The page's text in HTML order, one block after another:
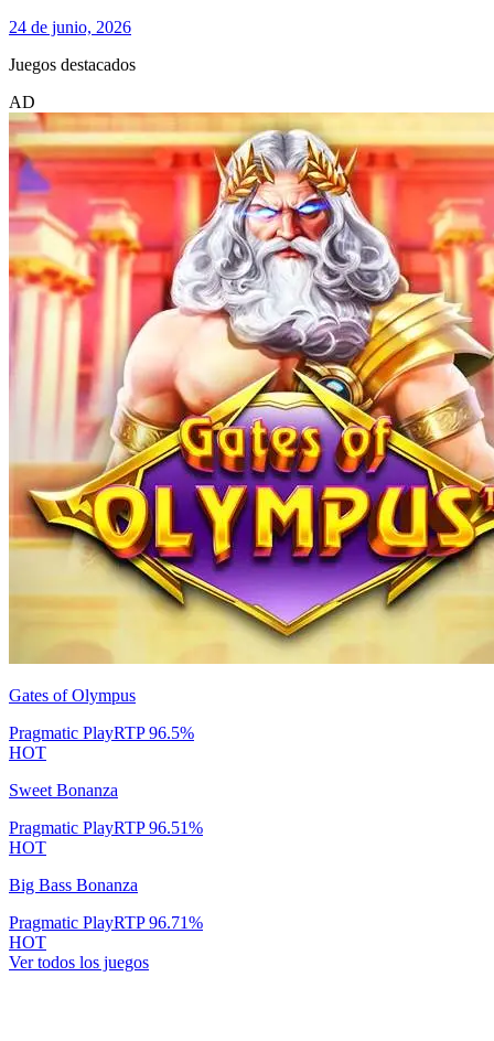
24 de junio, 2026
Juegos destacados
AD
Gates of Olympus
Pragmatic PlayRTP96.5%
HOT
Sweet Bonanza
Pragmatic PlayRTP96.51%
HOT
Big Bass Bonanza
Pragmatic PlayRTP96.71%
HOT
Ver todos los juegos